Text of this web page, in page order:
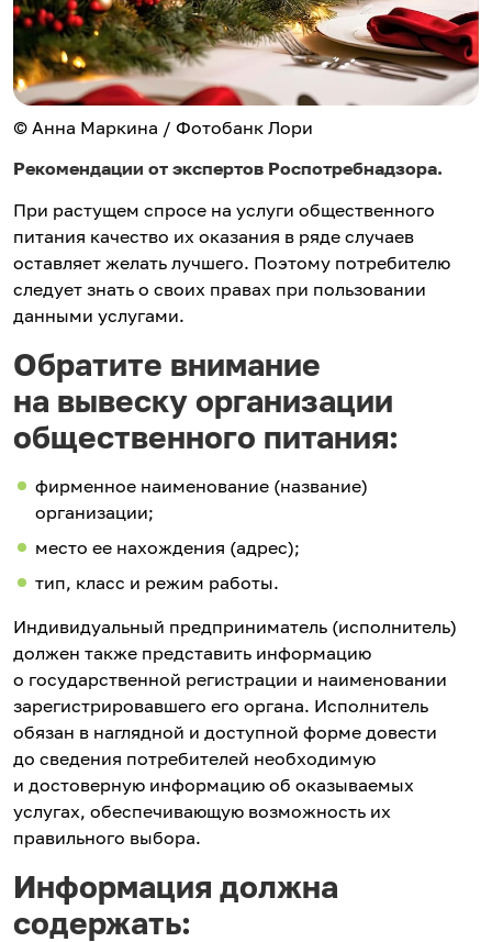
© Анна Маркина / Фотобанк Лори
Рекомендации от экспертов Роспотребнадзора.
При растущем спросе на услуги общественного
питания качество их оказания в ряде случаев
оставляет желать лучшего. Поэтому потребителю
следует знать о своих правах при пользовании
данными услугами.
Обратите внимание
на вывеску организации
общественного питания:
фирменное наименование (название)
организации;
место ее нахождения (адрес);
тип, класс и режим работы.
Индивидуальный предприниматель (исполнитель)
должен также представить информацию
о государственной регистрации и наименовании
зарегистрировавшего его органа. Исполнитель
обязан в наглядной и доступной форме довести
до сведения потребителей необходимую
и достоверную информацию об оказываемых
услугах, обеспечивающую возможность их
правильного выбора.
Информация должна
содержать: